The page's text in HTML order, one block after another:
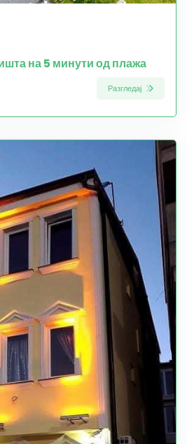
на 5 минути од плажа
Разгледај